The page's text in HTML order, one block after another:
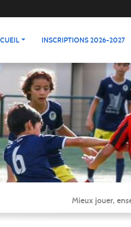
INSCRIPTIONS 2026-2027
Mieux jouer,